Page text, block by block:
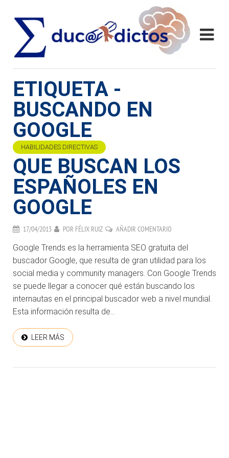
ETIQUETA -
BUSCANDO EN
GOOGLE
HABILIDADES DIRECTIVAS
QUE BUSCAN LOS
ESPAÑOLES EN
GOOGLE
17/04/2013 POR FÉLIX RUIZ AÑADIR COMENTARIO
Google Trends es la herramienta SEO gratuita del
buscador Google, que resulta de gran utilidad para los
social media y community managers. Con Google Trends
se puede llegar a conocer qué están buscando los
internautas en el principal buscador web a nivel mundial.
Esta información resulta de...
LEER MÁS